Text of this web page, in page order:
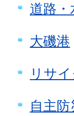
道路・
大磯港
リサ
自主